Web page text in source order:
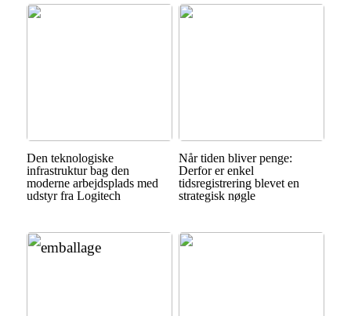
Den teknologiske
infrastruktur bag den
moderne arbejdsplads med
udstyr fra Logitech
Når tiden bliver penge:
Derfor er enkel
tidsregistrering blevet en
strategisk nøgle